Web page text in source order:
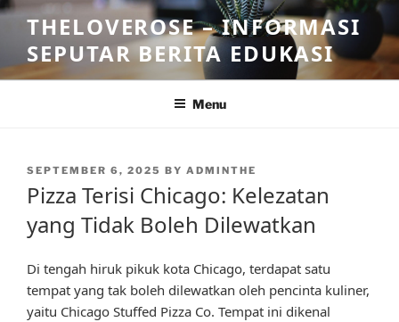
Skip
content
THELOVEROSE – INFORMASI
SEPUTAR BERITA EDUKASI
Menu
POSTED
ON
SEPTEMBER 6, 2025 BY ADMINTHE
Pizza Terisi Chicago: Kelezatan
yang Tidak Boleh Dilewatkan
Di tengah hiruk pikuk kota Chicago, terdapat satu
tempat yang tak boleh dilewatkan oleh pencinta kuliner,
yaitu Chicago Stuffed Pizza Co. Tempat ini dikenal